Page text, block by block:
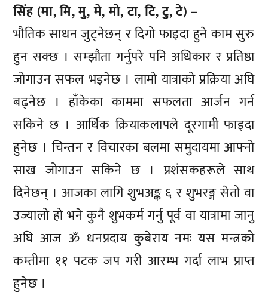
सिंह (मा, मि, मु, मे, मो, टा, टि, टु, टे) –
भौतिक साधन जुट्नेछन् र दिगो फाइदा हुने काम सुरु
हुन सक्छ । सम्झौता गर्नुपरे पनि अधिकार र प्रतिष्ठा
जोगाउन सफल भइनेछ । लामो यात्राको प्रक्रिया अघि
बढ्नेछ । हाँकेका काममा सफलता आर्जन गर्न
सकिने छ । आर्थिक क्रियाकलापले दूरगामी फाइदा
हुनेछ । चिन्तन र विचारका बलमा समुदायमा आफ्नो
साख जोगाउन सकिने छ । प्रशंसकहरूले साथ
दिनेछन् । आजका लागि शुभअङ्क ६ र शुभरङ्ग सेतो वा
उज्यालो हो भने कुनै शुभकर्म गर्नु पूर्व वा यात्रामा जानु
अघि आज ॐ धनप्रदाय कुबेराय नमः यस मन्त्रको
कम्तीमा ११ पटक जप गरी आरम्भ गर्दा लाभ प्राप्त
हुनेछ ।